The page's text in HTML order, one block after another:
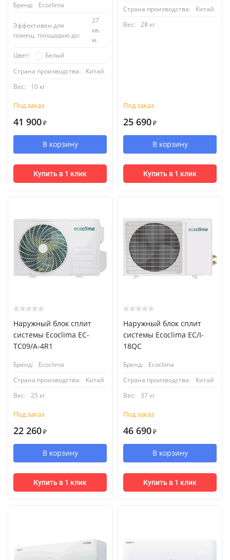
Бренд: Ecoclima
Эффективен для
помещ. площадью до:
27
кв.
м.
Цвет:
Белый
Страна производства:
Китай
Вес:
10 кг
Под заказ
41 900 ₽
В корзину
Купить в 1 клик
Страна производства:
Китай
Вес:
28 кг
Под заказ
25 690 ₽
В корзину
Купить в 1 клик
Наружный блок сплит
системы Ecoclima EC-
TC09/A-4R1
Бренд:
Ecoclima
Страна производства:
Китай
Вес:
25 кг
Под заказ
22 260 ₽
В корзину
Купить в 1 клик
Наружный блок сплит
системы Ecoclima EC/I-
18QC
Бренд:
Ecoclima
Страна производства:
Китай
Вес:
37 кг
Под заказ
46 690 ₽
В корзину
Купить в 1 клик